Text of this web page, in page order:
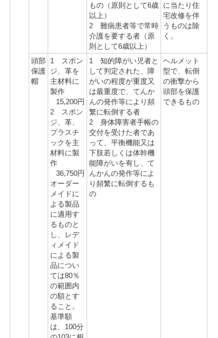
もの（原則として6歳
以上）
2 難病患者等で常時
介護を要する者（原
則として6歳以上）
に当たり住
宅改修を伴
うものは除
く。
頭部
保護
帽
1 スポン
ジ、革を
主材料に
製作
15,200円
2 スポン
ジ、革、
プラスチ
ックを主
材料に製
作
36,750円
オーダー
メイドに
よる製品
に適用す
るものと
し、レデ
ィメイド
による製
品につい
ては80％
の範囲内
の額とす
ること。
基準額
は、100分
1 知的障がい児者と
して判定された、障
がいの程度が重度又
は最重度で、てんか
んの発作等により頻
繁に転倒する者
2 身体障害者手帳の
交付を受けた者であ
って、平衡機能又は
下肢若しくは体幹機
能障がいを有し、て
んかんの発作等によ
り頻繁に転倒するも
の
ヘルメット
型で、転倒
の衝撃から
頭部を保護
できるもの